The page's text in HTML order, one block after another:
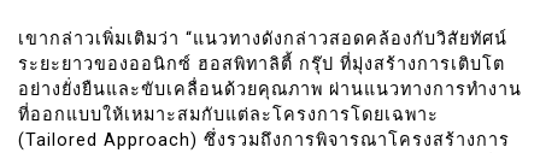
เขากล่าวเพิ่มเติมว่า “แนวทางดังกล่าวสอดคล้องกับวิสัยทัศน์
ระยะยาวของออนิกซ์ ฮอสพิทาลิตี้ กรุ๊ป ที่มุ่งสร้างการเติบโต
อย่างยั่งยืนและขับเคลื่อนด้วยคุณภาพ ผ่านแนวทางการทำงาน
ที่ออกแบบให้เหมาะสมกับแต่ละโครงการโดยเฉพาะ
(Tailored Approach) ซึ่งรวมถึงการพิจารณาโครงสร้างการ